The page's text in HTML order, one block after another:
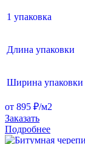
1 упаковка
Длина упаковки
Ширина упаковки
от 895 ₽/м2
Заказать
Подробнее